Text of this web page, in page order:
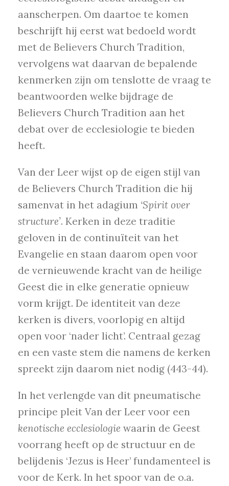
aanscherpen. Om daartoe te komen
beschrijft hij eerst wat bedoeld wordt
met de Believers Church Tradition,
vervolgens wat daarvan de bepalende
kenmerken zijn om tenslotte de vraag te
beantwoorden welke bijdrage de
Believers Church Tradition aan het
debat over de ecclesiologie te bieden
heeft.
Van der Leer wijst op de eigen stijl van
de Believers Church Tradition die hij
samenvat in het adagium ‘Spirit over
structure’. Kerken in deze traditie
geloven in de continuïteit van het
Evangelie en staan daarom open voor
de vernieuwende kracht van de heilige
Geest die in elke generatie opnieuw
vorm krijgt. De identiteit van deze
kerken is divers, voorlopig en altijd
open voor ‘nader licht’. Centraal gezag
en een vaste stem die namens de kerken
spreekt zijn daarom niet nodig (443-44).
In het verlengde van dit pneumatische
principe pleit Van der Leer voor een
kenotische ecclesiologie waarin de Geest
voorrang heeft op de structuur en de
belijdenis ‘Jezus is Heer’ fundamenteel is
voor de Kerk. In het spoor van de o.a.